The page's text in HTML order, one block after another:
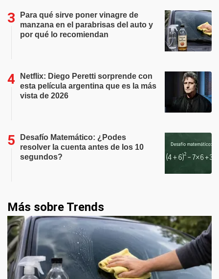
Para qué sirve poner vinagre de
manzana en el parabrisas del auto y
por qué lo recomiendan
Netflix: Diego Peretti sorprende con
esta película argentina que es la más
vista de 2026
Desafío Matemático: ¿Podes
resolver la cuenta antes de los 10
segundos?
Más sobre Trends